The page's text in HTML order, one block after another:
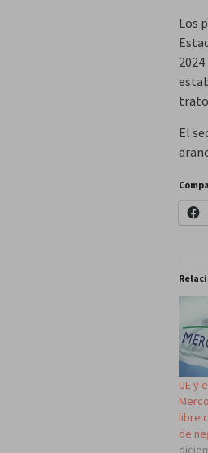
Los
El
UE y
libre
de